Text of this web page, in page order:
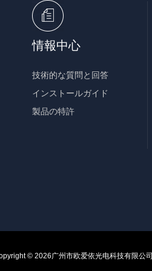
情報中心
技術的な質問と回答
インストールガイド
製品の特許
© 2026广州市欧爱依光电科技有限公司